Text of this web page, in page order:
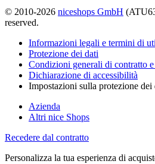
© 2010-2026 niceshops GmbH
reserved.
Informazioni legali e termini di
Protezione dei dati
Condizioni generali di contratto
Dichiarazione di accessibilità
Impostazioni sulla protezione dei
Azienda
Altri nice Shops
Recedere dal contratto
Personalizza la tua esperienza di